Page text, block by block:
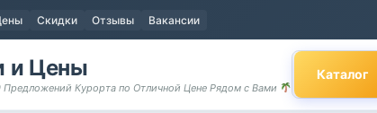
Скидки Отзывы Вакансии
и Цены
Предложений Курорта по Отличной Цене Рядом с Вами
Каталог